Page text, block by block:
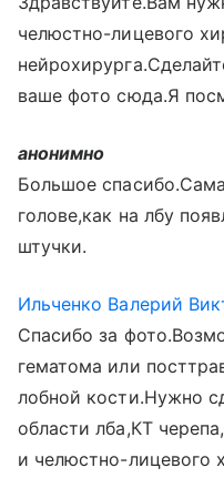
челюстно-лицевого
ваше фото сюда.Я
анонимно
Большое
голове,как на лбу
штучки.
Ильченко Валерий
Спасибо за
гематома или
лобной кости.Нужно
области лба,КТ
и челюстно-лицевого